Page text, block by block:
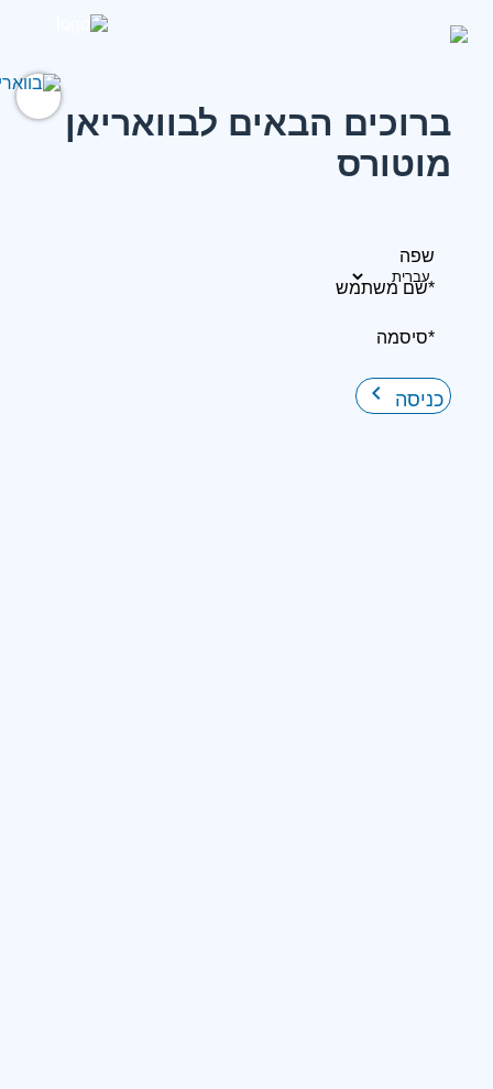
ברוכים הבאים לבוואריאן
מוטורס
שפה
*שם משתמש
*סיסמה
כניסה keyboard_arrow_right